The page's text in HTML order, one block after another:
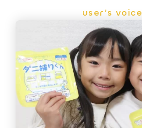
user’s voice